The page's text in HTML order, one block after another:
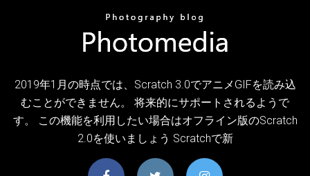
2019年1月の時点では、Scratch 3.0でアニメGIFを読み込
むことができません。 将来的にサポートされるようで
す。 この機能を利用したい場合はオフライン版のScratch
2.0を使いましょう Scratchで新